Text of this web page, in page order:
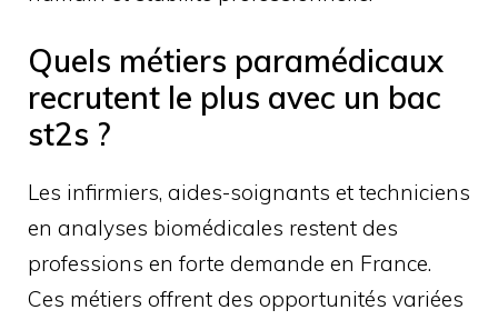
Quels métiers paramédicaux
recrutent le plus avec un bac
st2s ?
Les infirmiers, aides-soignants et techniciens
en analyses biomédicales restent des
professions en forte demande en France.
Ces métiers offrent des opportunités variées